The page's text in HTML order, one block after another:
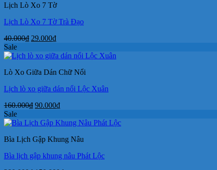
Lịch Lò Xo 7 Tờ
Lịch Lò Xo 7 Tờ Trà Đạo
40.000₫ Giá
là:
29.000₫Giá
tại
29.000₫.
Sale
Lò Xo Giữa Dán Chữ Nổi
Lịch lò xo giữa dán nổi Lộc Xuân
160.000₫ Giá
là:
90.000₫Giá
tại
90.000₫.
Sale
Bìa Lịch Gập Khung Nâu
Bìa lịch gập khung nâu Phát Lộc